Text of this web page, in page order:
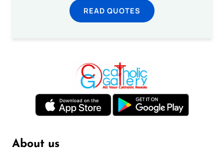
READ QUOTES
About us